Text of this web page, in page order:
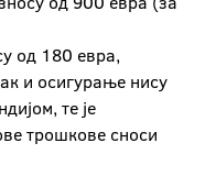
од 180 евра,
и осигурање нису
те је
трошкове сноси